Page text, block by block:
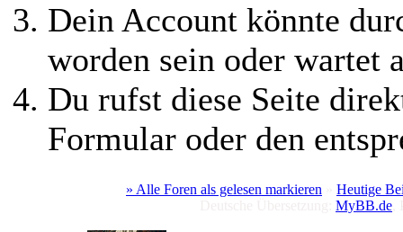
Dein Account könnte
worden sein oder wartet
Du rufst diese Seite
Formular oder den
» Alle Foren als gelesen markieren
Heutige
MyBB.de